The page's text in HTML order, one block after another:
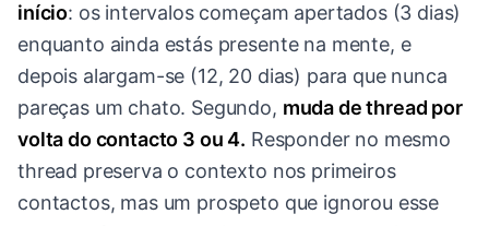
início: os intervalos começam apertados (3 dias)
enquanto ainda estás presente na mente, e
depois alargam-se (12, 20 dias) para que nunca
pareças um chato. Segundo, muda de thread por
volta do contacto 3 ou 4. Responder no mesmo
thread preserva o contexto nos primeiros
contactos, mas um prospeto que ignorou esse